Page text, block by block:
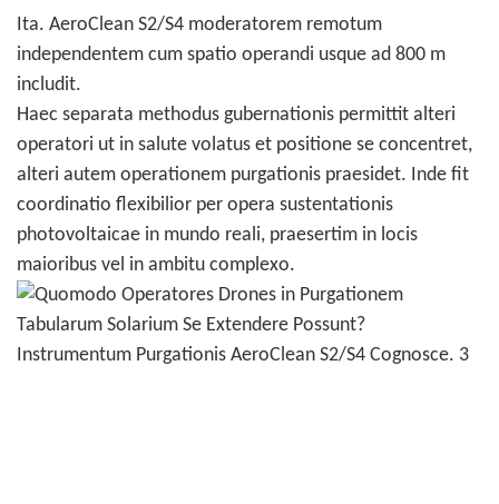
Ita. AeroClean S2/S4 moderatorem remotum
independentem cum spatio operandi usque ad 800 m
includit.
Haec separata methodus gubernationis permittit alteri
operatori ut in salute volatus et positione se concentret,
alteri autem operationem purgationis praesidet. Inde fit
coordinatio flexibilior per opera sustentationis
photovoltaicae in mundo reali, praesertim in locis
maioribus vel in ambitu complexo.